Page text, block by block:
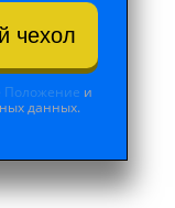
чехол
Положение и
данных.